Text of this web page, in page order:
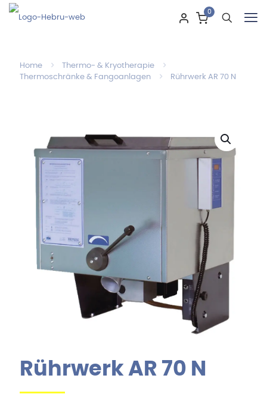
0
Home
Thermo- & Kryotherapie
Thermoschränke & Fangoanlagen
Rührwerk AR 70 N
Rührwerk AR 70 N